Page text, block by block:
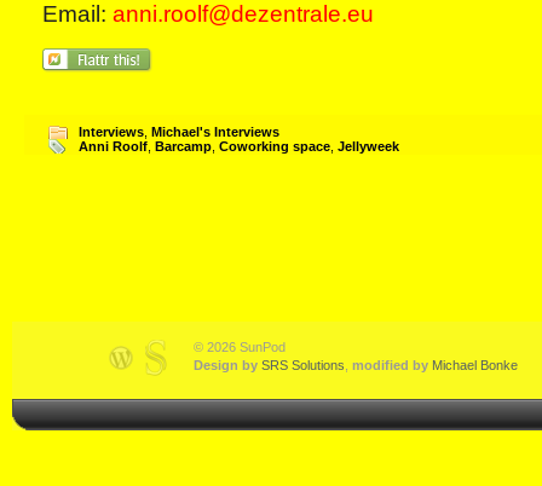
Email: anni.roolf@dezentrale.eu
Interviews Michael's Interviews
Anni Roolf Barcamp Coworking space Jellyweek
© 2026 SunPod
Design by SRS Solutions modified by Michael Bonke